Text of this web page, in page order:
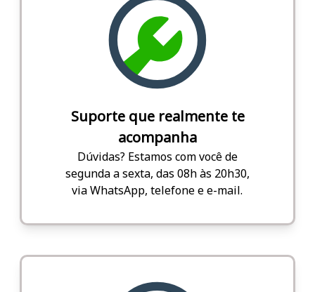
Suporte que realmente te
acompanha
Dúvidas? Estamos com você de
segunda a sexta, das 08h às 20h30,
via WhatsApp, telefone e e-mail.